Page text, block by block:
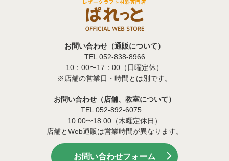
お問い合わせ（通販について）
TEL 052-838-8966
10：00〜17：00（日曜定休）
※店舗の営業日・時間とは別です。
お問い合わせ（店舗、教室について）
TEL 052-892-6075
10:00〜18:00（木曜定休日）
店舗とWeb通販は営業時間が異なります。
お問い合わせフォーム